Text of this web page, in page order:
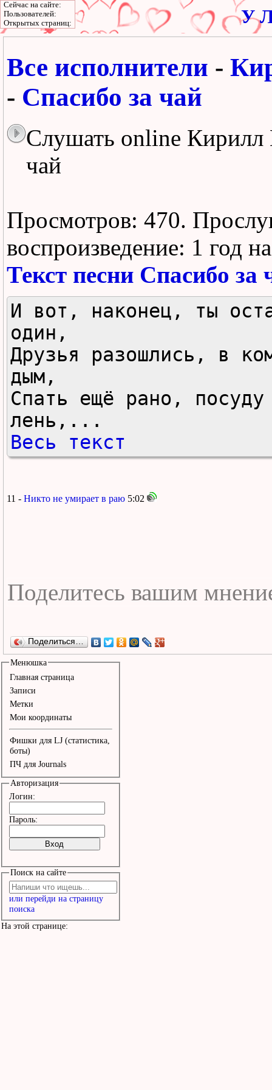
У
Все исполнители -
- Спасибо за чай
Слушать online Кирилл
чай
Просмотров: 470.
воспроизведение: 1 год
Текст песни Спасибо за
И вот, наконец, ты
один,
Друзья разошлись, в
дым,
Спать ещё рано, посуду
лень,...
Весь текст
11 - Никто не умирает в раю 5:02
Поделиться…
Менюшка
Главная страница
Записи
Метки
Мои координаты
Фишки для LJ (статистика,
боты)
ПЧ для Journals
Авторизация
Логин:
Пароль:
Поиск на сайте
или перейди на страницу
поиска
На этой странице:
Сейчас на сайте:
Пользователей:
Открытых страниц: